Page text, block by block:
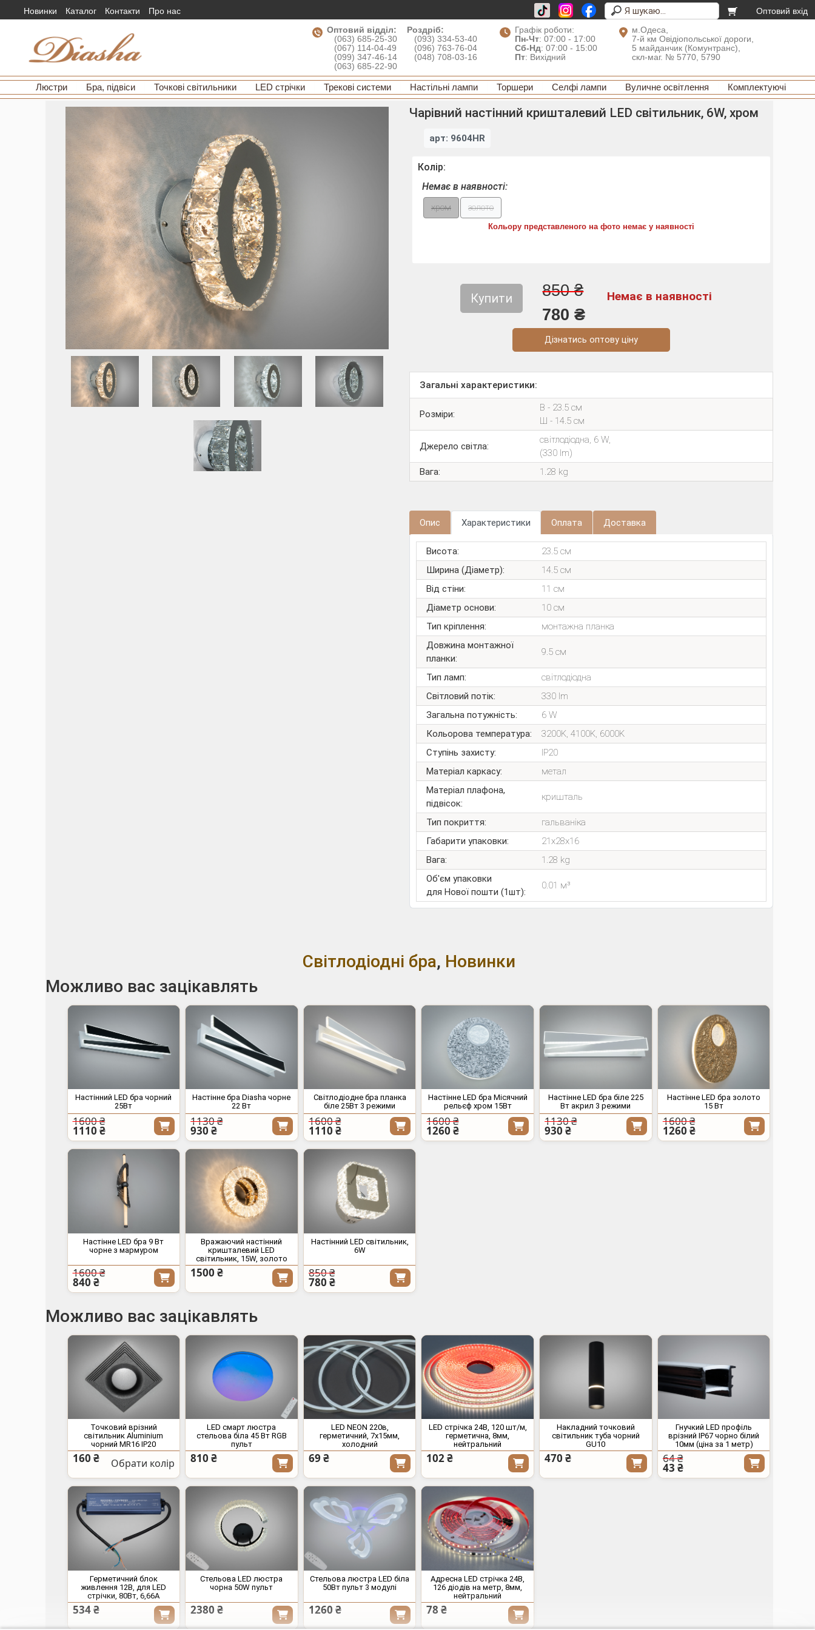
Новинки Каталог Контакти Про нас
Оптовий вхід
Оптовий відділ:
(063) 685-25-30
(067) 114-04-49
(099) 347-46-14
(063) 685-22-90
Роздріб:
(093) 334-53-40
(096) 763-76-04
(048) 708-03-16
Графік роботи:
Пн-Чт: 07:00 - 17:00
Сб-Нд: 07:00 - 15:00
Пт: Вихідний
м.Одеса,
7-й км Овідіопольської дороги,
5 майданчик (Комунтранс),
скл-маг. № 5770, 5790
Люстри Бра, підвіси Точкові світильники LED стрічки Трекові системи Настільні лампи Торшери Селфі лампи Вуличне освітлення Комплектуючі
Чарівний настінний кришталевий LED світильник, 6W, хром
арт: 9604HR
Колір:
Немає в наявності:
хром золото
Кольору представленого на фото немає у наявності
Купити
850 ₴
780 ₴
Немає в наявності
Дізнатись оптову ціну
Загальні характеристики:
Розміри:
В - 23.5 см
Ш - 14.5 см
Джерело світла:
світлодіодна, 6 W,
(330 lm)
Вага:
1.28 kg
Опис Характеристики Оплата Доставка
Висота:
23.5 см
Ширина (Діаметр):
14.5 см
Від стіни:
11 см
Діаметр основи:
10 см
Тип кріплення:
монтажна планка
Довжина монтажної
планки:
9.5 см
Тип ламп:
світлодіодна
Світловий потік:
330 lm
Загальна потужність:
6 W
Кольорова температура:
3200K, 4100K, 6000K
Ступінь захисту:
IP20
Матеріал каркасу:
метал
Матеріал плафона,
підвісок:
кришталь
Тип покриття:
гальваніка
Габарити упаковки:
21x28x16
Вага:
1.28 kg
Об'єм упаковки
для Нової пошти (1шт):
0.01 м³
Світлодіодні бра, Новинки
Можливо вас зацікавлять
Настінний LED бра чорний
25Вт
1600 ₴
1110 ₴
Настінне бра Diasha чорне
22 Вт
1130 ₴
930 ₴
Світлодіодне бра планка
біле 25Вт 3 режими
1600 ₴
1110 ₴
Настінне LED бра Місячний
рельєф хром 15Вт
1600 ₴
1260 ₴
Настінне LED бра біле 225
Вт акрил 3 режими
1130 ₴
930 ₴
Настінне LED бра золото
15 Вт
1600 ₴
1260 ₴
Настінне LED бра 9 Вт
чорне з мармуром
1600 ₴
840 ₴
Вражаючий настінний
кришталевий LED
світильник, 15W, золото
1500 ₴
Настінний LED світильник,
6W
850 ₴
780 ₴
Можливо вас зацікавлять
Точковий врізний
світильник Aluminium
чорний MR16 IP20
160 ₴ Обрати колір
LED смарт люстра
стельова біла 45 Вт RGB
пульт
810 ₴
LED NEON 220в,
герметичний, 7x15мм,
холодний
69 ₴
LED стрічка 24В, 120 шт/м,
герметична, 8мм,
нейтральний
102 ₴
Накладний точковий
світильник туба чорний
GU10
470 ₴
Гнучкий LED профіль
врізний IP67 чорно білий
10мм (ціна за 1 метр)
64 ₴
43 ₴
Герметичний блок
живлення 12В, для LED
стрічки, 80Вт, 6,66А
534 ₴
Стельова LED люстра
чорна 50W пульт
2380 ₴
Стельова люстра LED біла
50Вт пульт 3 модулі
1260 ₴
Адресна LED стрічка 24В,
126 діодів на метр, 8мм,
нейтральний
78 ₴